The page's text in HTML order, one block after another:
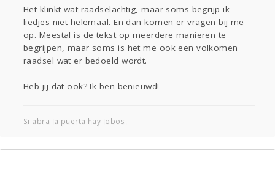
Sport
Contact Viva zoekt
Aangeboden
Gevraagd
Horen Doen
Zien
Lezen
Het klinkt wat raadselachtig, maar soms begrijp ik
liedjes niet helemaal. En dan komen er vragen bij me
op. Meestal is de tekst op meerdere manieren te
begrijpen, maar soms is het me ook een volkomen
raadsel wat er bedoeld wordt.
Heb jij dat ook? Ik ben benieuwd!
Si abra la puerta hay lobos.